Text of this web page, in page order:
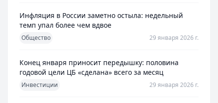
Инфляция в России заметно остыла: недельный
темп упал более чем вдвое
Общество 29 января 2026 г.
Конец января приносит передышку: половина
годовой цели ЦБ «сделана» всего за месяц
Инвестиции 29 января 2026 г.